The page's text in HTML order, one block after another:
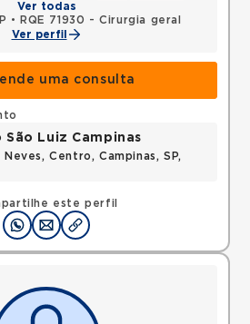
Ver todas
•
RQE 71930 - Cirurgia geral
Ver perfil
uma consulta
este perfil
São Luiz Campinas
Centro, Campinas, SP,